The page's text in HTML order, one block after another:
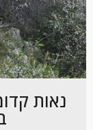
נאות